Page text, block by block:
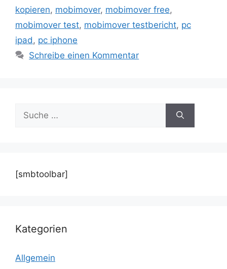
kopieren, mobimover, mobimover free,
mobimover test, mobimover testbericht, pc
ipad , pc iphone
Schreibe einen Kommentar
nach:
[smbtoolbar]
Kategorien
Allgemein